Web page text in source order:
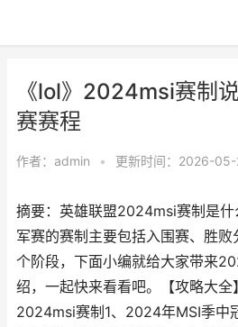
《lol》2024msi赛制
赛赛程
作者： admin • 更新时间：2026-
摘要：英雄联盟2024msi赛制是
军赛的赛制主要包括入围赛、胜
个阶段，下面小编就给大家带来
绍，一起快来看看吧。【攻略大全
2024msi赛制1、2024年MSI季中